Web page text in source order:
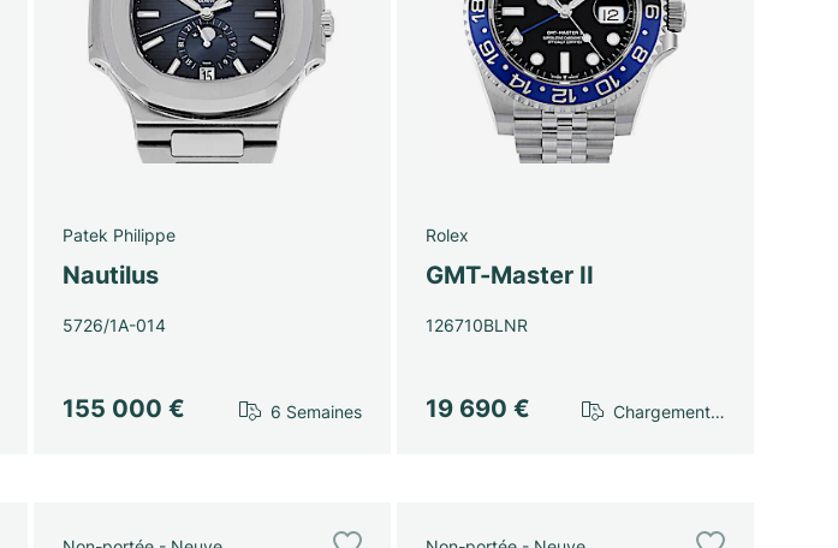
Patek Philippe
Nautilus
5726/1A-014
155 000 € 6 Semaines
Rolex
GMT-Master II
126710BLNR
19 690 € Chargement…